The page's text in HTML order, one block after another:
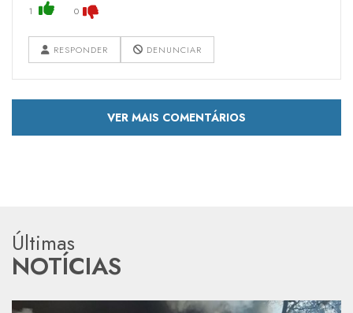
1 0
RESPONDER DENUNCIAR
VER MAIS COMENTÁRIOS
Últimas
NOTÍCIAS